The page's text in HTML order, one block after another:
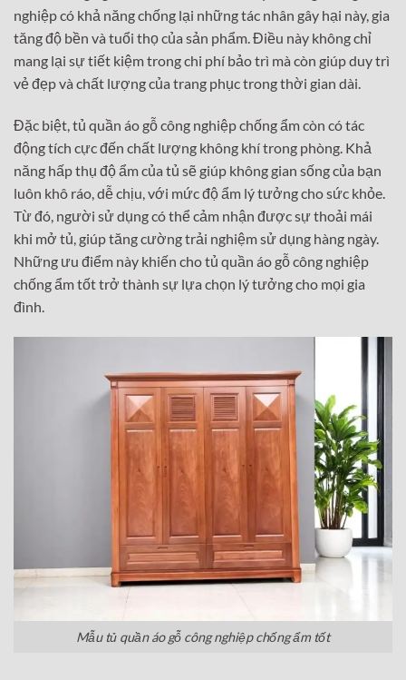
nghiệp có khả năng chống lại những tác nhân gây hại này, gia
tăng độ bền và tuổi thọ của sản phẩm. Điều này không chỉ
mang lại sự tiết kiệm trong chi phí bảo trì mà còn giúp duy trì
vẻ đẹp và chất lượng của trang phục trong thời gian dài.
Đặc biệt, tủ quần áo gỗ công nghiệp chống ẩm còn có tác
động tích cực đến chất lượng không khí trong phòng. Khả
năng hấp thụ độ ẩm của tủ sẽ giúp không gian sống của bạn
luôn khô ráo, dễ chịu, với mức độ ẩm lý tưởng cho sức khỏe.
Từ đó, người sử dụng có thể cảm nhận được sự thoải mái
khi mở tủ, giúp tăng cường trải nghiệm sử dụng hàng ngày.
Những ưu điểm này khiến cho tủ quần áo gỗ công nghiệp
chống ẩm tốt trở thành sự lựa chọn lý tưởng cho mọi gia
đình.
Mẫu tủ quần áo gỗ công nghiệp chống ẩm tốt